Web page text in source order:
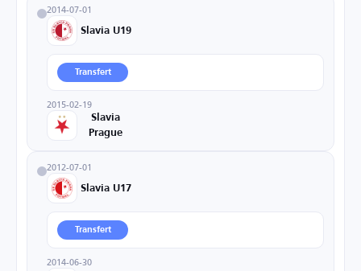
2014-07-01
Slavia U19
Transfert
2015-02-19
Slavia
Prague
2012-07-01
Slavia U17
Transfert
2014-06-30